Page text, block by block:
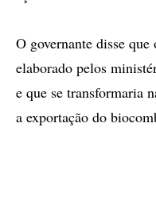
O governante disse
elaborado pelos
e que se transformaria
a exportação do